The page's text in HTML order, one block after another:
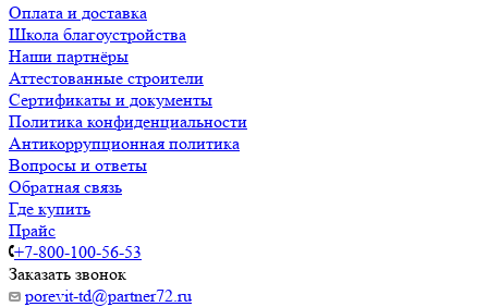
Оплата и доставка
Школа благоустройства
Наши партнёры
Аттестованные строители
Сертификаты и документы
Политика конфиденциальности
Антикоррупционная политика
Вопросы и ответы
Обратная связь
Где купить
Прайс
+7-800-100-56-53
Заказать звонок
porevit-td@partner72.ru